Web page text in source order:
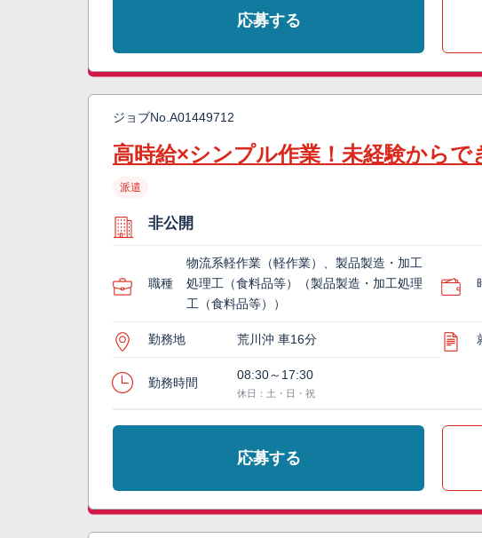
応募する
ジョブNo. A01449712
高時給×シンプル作業！未経験からで
派遣
非公開
職種
物流系軽作業（軽作業）、製品製造・加工
処理工（食料品等）（製品製造・加工処理
工（食料品等））
勤務地 荒川沖 車16分
勤務時間
08:30～17:30
休日：土・日・祝
応募する